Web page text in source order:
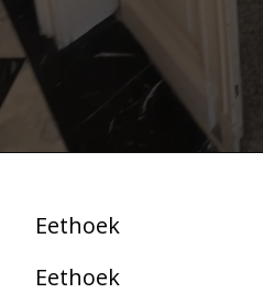
Eethoek
Eethoek